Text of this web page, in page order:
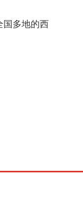
多地的西